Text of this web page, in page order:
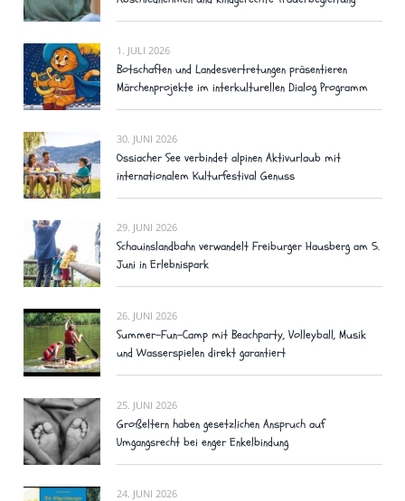
1. JULI 2026
Botschaften und Landesvertretungen präsentieren
Märchenprojekte im interkulturellen Dialog Programm
30. JUNI 2026
Ossiacher See verbindet alpinen Aktivurlaub mit
internationalem Kulturfestival Genuss
29. JUNI 2026
Schauinslandbahn verwandelt Freiburger Hausberg am 5.
Juni in Erlebnispark
26. JUNI 2026
Summer-Fun-Camp mit Beachparty, Volleyball, Musik
und Wasserspielen direkt garantiert
25. JUNI 2026
Großeltern haben gesetzlichen Anspruch auf
Umgangsrecht bei enger Enkelbindung
24. JUNI 2026